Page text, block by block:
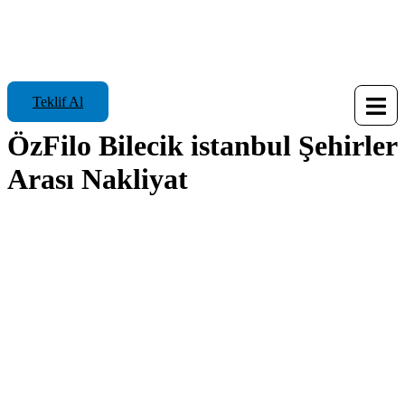
Teklif Al
ÖzFilo Bilecik istanbul Şehirler
Arası Nakliyat